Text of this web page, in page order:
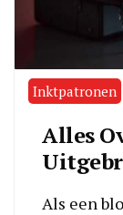
Inktpatronen
Alles
Als een